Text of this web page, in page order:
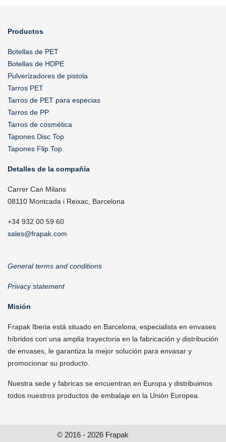
Productos
Botellas de PET
Botellas de HDPE
Pulverizadores de pistola
Tarros PET
Tarros de PET para especias
Tarros de PP
Tarros de cosmética
Tapones Disc Top
Tapones Flip Top
Detalles de la compañía
Carrer Can Milans
08110 Montcada i Reixac, Barcelona
+34 932 00 59 60
sales@frapak.com
General terms and conditions
Privacy statement
Misión
Frapak Iberia está situado en Barcelona, especialista en envases
híbridos con una amplia trayectoria en la fabricación y distribución
de envases, le garantiza la mejor solución para envasar y
promocionar su producto.
Nuestra sede y fabricas se encuentran en Europa y distribuimos
todos nuestros productos de embalaje en la Unión Europea.
© 2016 - 2026 Frapak